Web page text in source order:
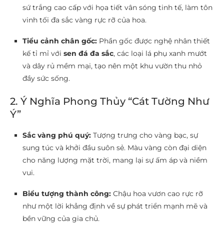
sứ trắng cao cấp với họa tiết vân sóng tinh tế, làm tôn
vinh tối đa sắc vàng rực rỡ của hoa.
Tiểu cảnh chân gốc: Phần gốc được nghệ nhân thiết
kế tỉ mỉ với sen đá đa sắc, các loại lá phụ xanh mướt
và dây rủ mềm mại, tạo nên một khu vườn thu nhỏ
đầy sức sống.
2. Ý Nghĩa Phong Thủy “Cát Tường Như
Ý”
Sắc vàng phú quý: Tượng trưng cho vàng bạc, sự
sung túc và khởi đầu suôn sẻ. Màu vàng còn đại diện
cho năng lượng mặt trời, mang lại sự ấm áp và niềm
vui.
Biểu tượng thành công: Chậu hoa vươn cao rực rỡ
như một lời khẳng định về sự phát triển mạnh mẽ và
bền vững của gia chủ.